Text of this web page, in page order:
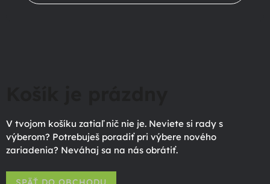
V tvojom košíku zatiaľ nič nie je. Neviete si rady s
výberom? Potrebuješ poradiť pri výbere nového
zariadenia? Neváhaj sa na nás obrátiť.